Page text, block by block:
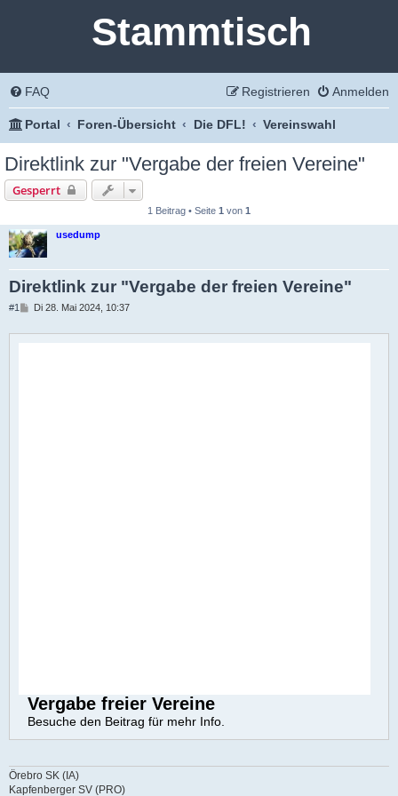
Stammtisch
FAQ Anmelden
Registrieren
Portal Foren-Übersicht Die DFL! Vereinswahl
Direktlink zur "Vergabe der freien Vereine"
Gesperrt
1 Beitrag • Seite 1 von 1
usedump
Direktlink zur "Vergabe der freien Vereine"
#1
BDi 28. Mai 2024, 10:37
Vergabe freier Vereine
Besuche den Beitrag für mehr Info.
Örebro SK (IA)
Kapfenberger SV (PRO)